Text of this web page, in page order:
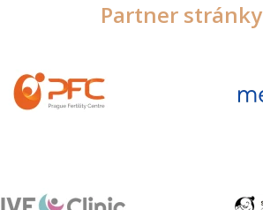
Partner stránky